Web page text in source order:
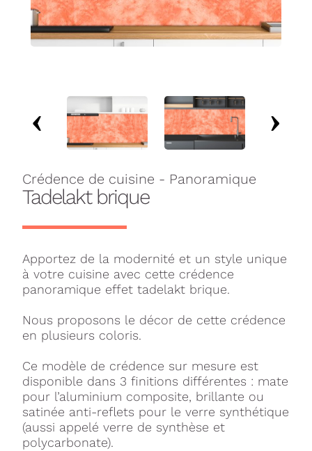
Crédence de cuisine - Panoramique
Tadelakt brique
Apportez de la modernité et un style unique
à votre cuisine avec cette crédence
panoramique effet tadelakt brique.
Nous proposons le décor de cette crédence
en plusieurs coloris.
Ce modèle de crédence sur mesure est
disponible dans 3 finitions différentes : mate
pour l’aluminium composite, brillante ou
satinée anti-reflets pour le verre synthétique
(aussi appelé verre de synthèse et
polycarbonate).